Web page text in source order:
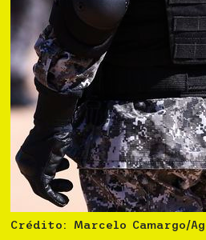
Crédito: Marcelo Camargo/